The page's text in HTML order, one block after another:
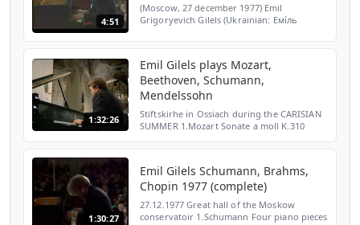
4:51
(Moscow, 27 december 1977) Emil
Grigoryevich Gilels (Ukrainian: Емі́ль
1:32:26
Emil Gilels plays Mozart,
Beethoven, Schumann,
Mendelssohn
Stiftskirhe in Ossiach during the CARISIAN
SUMMER 1.Mozart Sonate a moll K.310
1:30:27
Emil Gilels Schumann, Brahms,
Chopin 1977 (complete)
27.12.1977 Great hall of the Moskow
conservatoir 1.Schumann Four piano pieces